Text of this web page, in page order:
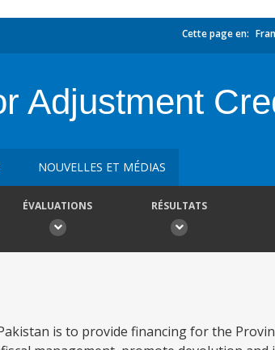
Cette page en:
Adjustment
NOUVELLES ET MÉDIAS
ÉVALUATIONS RÉSULTATS
is to provide financing for the